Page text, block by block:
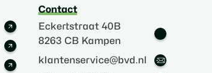
Contact
Eckertstraat 40B
8263 CB Kampen
klantenservice@bvd.nl